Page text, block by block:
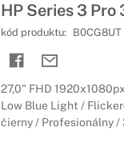
HP Series 3 Pro
kód produktu: B0CG8UT
27,0" FHD
Low Blue Light /
čierny / Profesionálny /